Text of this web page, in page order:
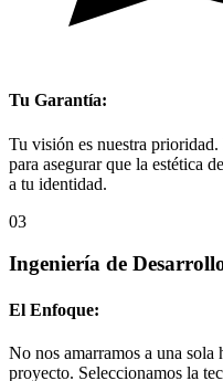
Tu Garantía:
Tu visión es nuestra
para asegurar que la estética
a tu identidad.
03
Ingeniería de
El Enfoque:
No nos amarramos a una sola
proyecto. Seleccionamos la